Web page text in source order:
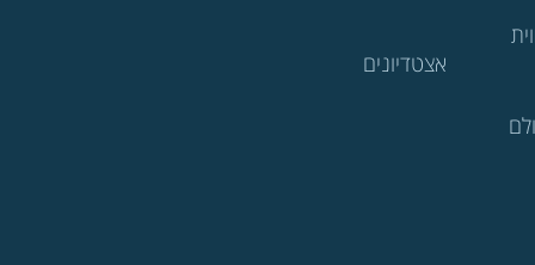
אצטדיונים